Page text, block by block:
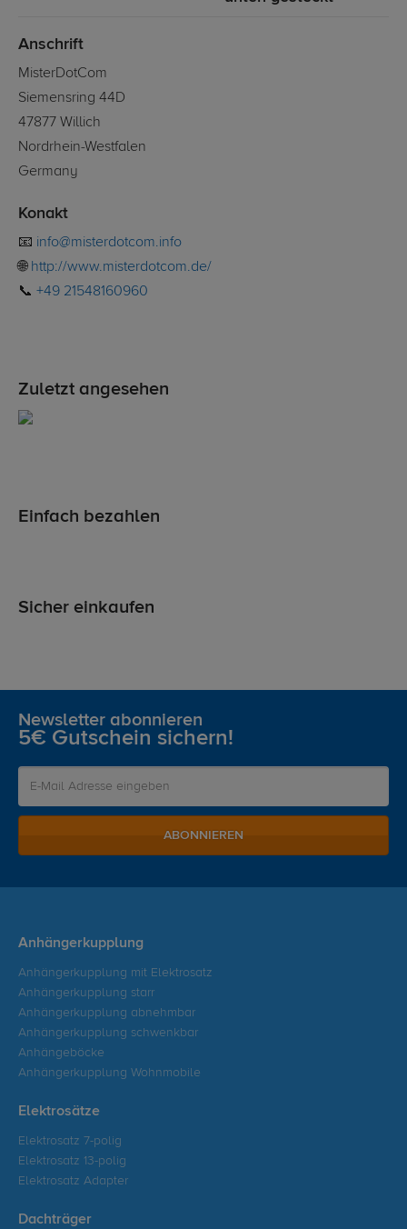
Anschrift
MisterDotCom
Siemensring 44D
47877 Willich
Nordrhein-Westfalen
Germany
Konakt
📧 info@misterdotcom.info
🌐 http://www.misterdotcom.de/
📞 +49 21548160960
Zuletzt angesehen
Einfach bezahlen
Sicher einkaufen
Newsletter abonnieren
5€ Gutschein sichern!
ABONNIEREN
Anhängerkupplung
Anhängerkupplung mit Elektrosatz
Anhängerkupplung starr
Anhängerkupplung abnehmbar
Anhängerkupplung schwenkbar
Anhängeböcke
Anhängerkupplung Wohnmobile
Elektrosätze
Elektrosatz 7-polig
Elektrosatz 13-polig
Elektrosatz Adapter
Dachträger